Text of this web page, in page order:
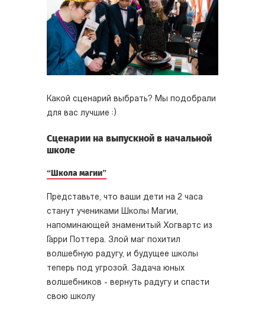
Какой сценарий выбрать? Мы подобрали
для вас лучшие :)
Сценарии на выпускной в начальной
школе
“Школа магии”
Представьте, что ваши дети на 2 часа
станут учениками Школы Магии,
напоминающей знаменитый Хогвартс из
Гарри Поттера. Злой маг похитил
волшебную радугу, и будущее школы
теперь под угрозой. Задача юных
волшебников - вернуть радугу и спасти
свою школу